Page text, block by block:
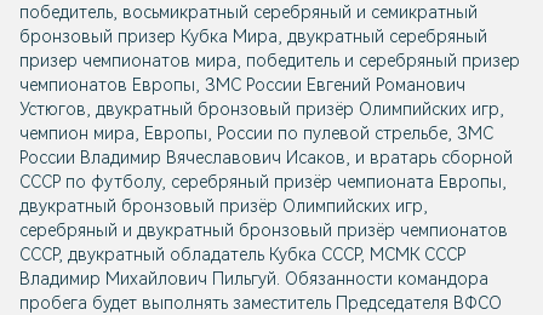
победитель, восьмикратный серебряный и семикратный
бронзовый призер Кубка Мира, двукратный серебряный
призер чемпионатов мира, победитель и серебряный призер
чемпионатов Европы, ЗМС России Евгений Романович
Устюгов, двукратный бронзовый призёр Олимпийских игр,
чемпион мира, Европы, России по пулевой стрельбе, ЗМС
России Владимир Вячеславович Исаков, и вратарь сборной
СССР по футболу, серебряный призёр чемпионата Европы,
двукратный бронзовый призёр Олимпийских игр,
серебряный и двукратный бронзовый призёр чемпионатов
СССР, двукратный обладатель Кубка СССР, МСМК СССР
Владимир Михайлович Пильгуй. Обязанности командора
пробега будет выполнять заместитель Председателя ВФСО